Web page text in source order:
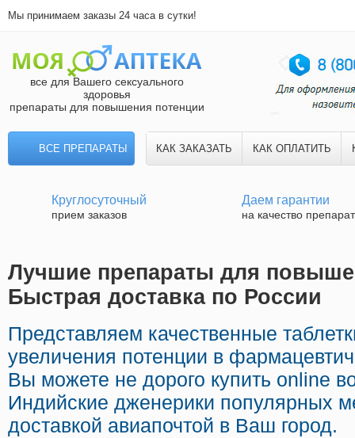
Мы принимаем заказы 24 часа в сутки!
все для Вашего сексуального
здоровья
препараты для повышения потенции
ВСЕ ПРЕПАРАТЫ КАК ЗАКАЗАТЬ КАК ОПЛАТИТЬ
Круглосуточный
прием заказов
Даем гарантии
на качество
Лучшие препараты для
Быстрая доставка по России
Представляем качественные
увеличения потенции в
Вы можете не дорого купить online
Индийские дженерики популярных
доставкой авиапочтой в Ваш город.